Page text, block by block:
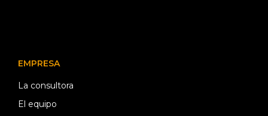
EMPRESA
La consultora
El equipo